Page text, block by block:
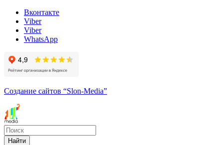
Вконтакте
Viber
Viber
WhatsApp
Создание сайтов “Slon-Media”
Найти